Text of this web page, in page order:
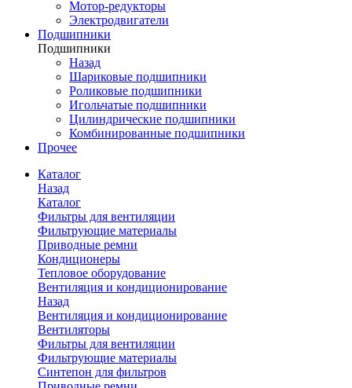
Мотор-редукторы
Электродвигатели
Подшипники
Подшипники
Назад
Шариковые подшипники
Роликовые подшипники
Игольчатые подшипники
Цилиндрические подшипники
Комбинированные подшипники
Прочее
Каталог
Назад
Каталог
Фильтры для вентиляции
Фильтрующие материалы
Приводные ремни
Кондиционеры
Тепловое оборудование
Вентиляция и кондиционирование
Назад
Вентиляция и кондиционирование
Вентиляторы
Фильтры для вентиляции
Фильтрующие материалы
Синтепон для фильтров